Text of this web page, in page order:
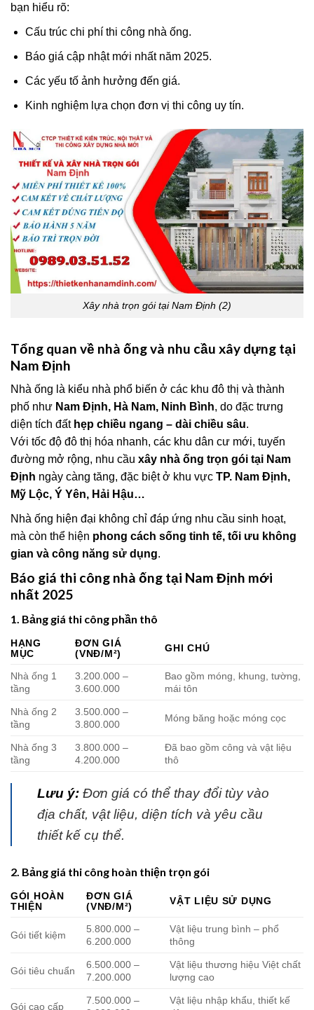
bạn hiểu rõ:
Cấu trúc chi phí thi công nhà ống.
Báo giá cập nhật mới nhất năm 2025.
Các yếu tố ảnh hưởng đến giá.
Kinh nghiệm lựa chọn đơn vị thi công uy tín.
Xây nhà trọn gói tại Nam Định (2)
Tổng quan về nhà ống và nhu cầu xây dựng tại
Nam Định
Nhà ống là kiểu nhà phổ biến ở các khu đô thị và thành
phố như Nam Định, Hà Nam, Ninh Bình, do đặc trưng
diện tích đất hẹp chiều ngang – dài chiều sâu.
Với tốc độ đô thị hóa nhanh, các khu dân cư mới, tuyến
đường mở rộng, nhu cầu xây nhà ống trọn gói tại Nam
Định ngày càng tăng, đặc biệt ở khu vực TP. Nam Định,
Mỹ Lộc, Ý Yên, Hải Hậu…
Nhà ống hiện đại không chỉ đáp ứng nhu cầu sinh hoạt,
mà còn thể hiện phong cách sống tinh tế, tối ưu không
gian và công năng sử dụng.
Báo giá thi công nhà ống tại Nam Định mới
nhất 2025
1. Bảng giá thi công phần thô
HẠNG
MỤC
ĐƠN GIÁ
(VNĐ/M²)
GHI CHÚ
Nhà ống 1
tầng
3.200.000 –
3.600.000
Bao gồm móng, khung, tường,
mái tôn
Nhà ống 2
tầng
3.500.000 –
3.800.000
Móng băng hoặc móng cọc
Nhà ống 3
tầng
3.800.000 –
4.200.000
Đã bao gồm công và vật liệu
thô
Lưu ý: Đơn giá có thể thay đổi tùy vào
địa chất, vật liệu, diện tích và yêu cầu
thiết kế cụ thể.
2. Bảng giá thi công hoàn thiện trọn gói
GÓI HOÀN
THIỆN
ĐƠN GIÁ
(VNĐ/M²)
VẬT LIỆU SỬ DỤNG
Gói tiết kiệm
5.800.000 –
6.200.000
Vật liệu trung bình – phổ
thông
Gói tiêu chuẩn
6.500.000 –
7.200.000
Vật liệu thương hiệu Việt chất
lượng cao
Gói cao cấp
7.500.000 –
Vật liệu nhập khẩu, thiết kế